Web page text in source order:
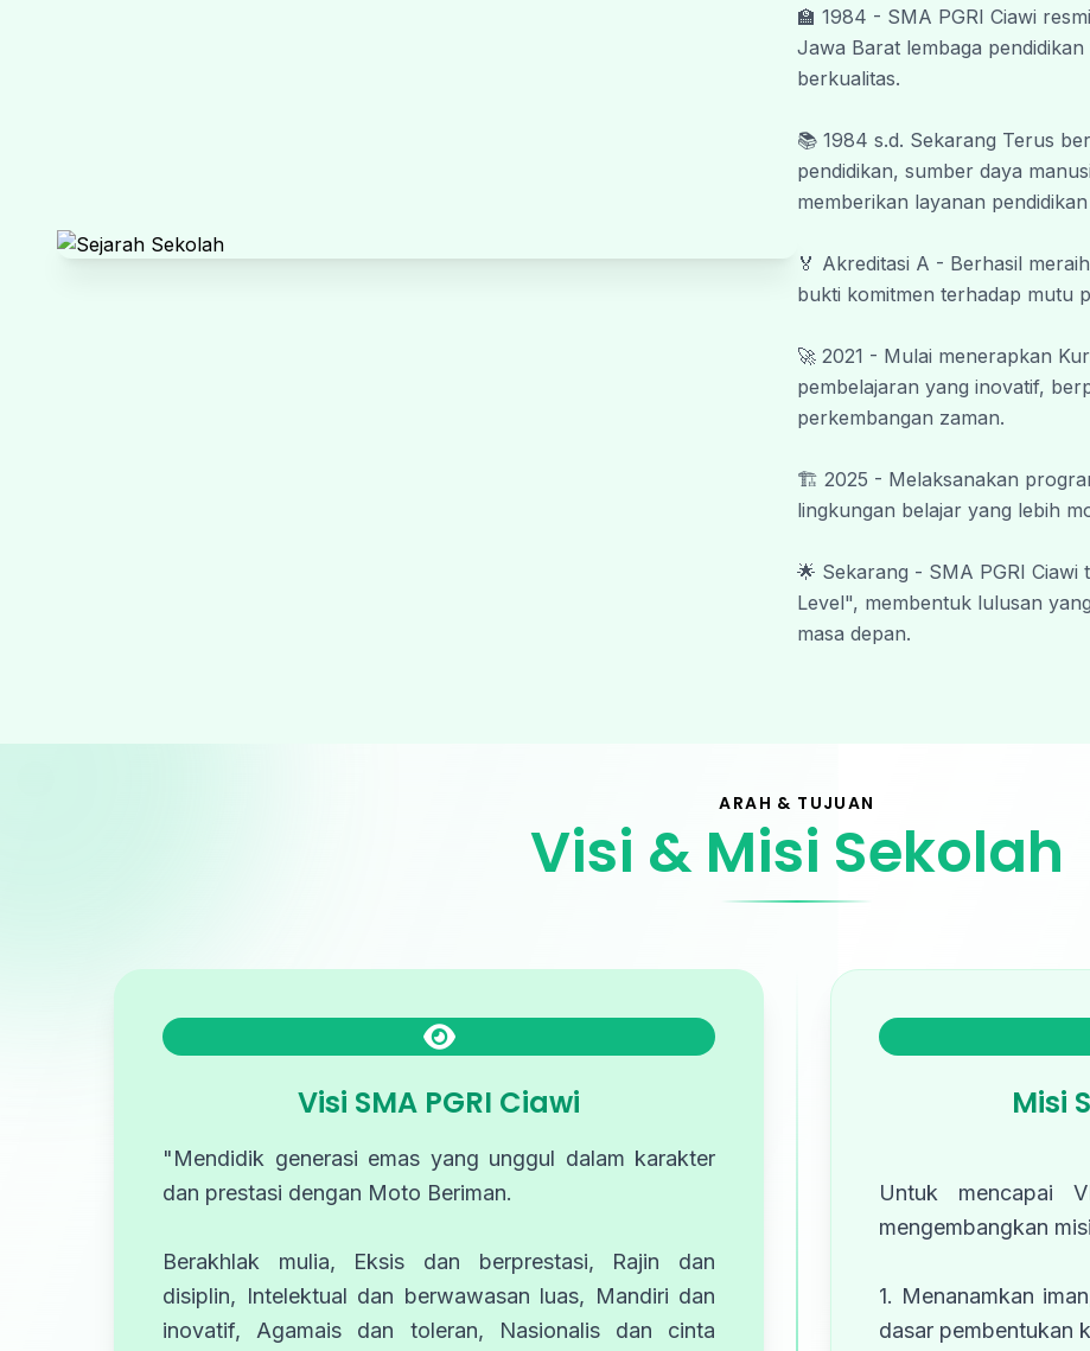
Wassalamu’alaikum Warahmatullahi
#SmapiBeriman #SmapiNextLevel
🏫 1984 - SMA PGRI Ciawi
Jawa Barat lembaga
berkualitas.
📚 1984 s.d. Sekarang Terus
pendidikan, sumber daya
memberikan layanan
🏅 Akreditasi A - Berhasil
bukti komitmen terhadap mutu
🚀 2021 - Mulai menerapkan
pembelajaran yang inovatif,
perkembangan zaman.
🏗️ 2025 - Melaksanakan
lingkungan belajar yang lebih
🌟 Sekarang - SMA PGRI
Level", membentuk lulusan
masa depan.
ARAH & TUJUAN
Visi & Misi Sekolah
Visi SMA PGRI Ciawi
"Mendidik generasi emas yang unggul dalam karakter
dan prestasi dengan Moto Beriman.
Berakhlak mulia, Eksis dan berprestasi, Rajin dan
disiplin, Intelektual dan berwawasan luas, Mandiri dan
inovatif, Agamais dan toleran, Nasionalis dan cinta
Misi
Untuk mencapai
mengembangkan
1. Menanamkan
dasar pembentukan